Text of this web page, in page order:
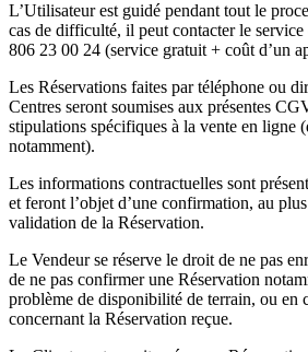
L’Utilisateur est guidé pendant tout le
cas de difficulté, il peut contacter le
806 23 00 24 (service gratuit + coût d’un
Les Réservations faites par téléphone ou
Centres seront soumises aux présentes
stipulations spécifiques à la vente en ligne
notamment).
Les informations contractuelles sont
et feront l’objet d’une confirmation, au
validation de la Réservation.
Le Vendeur se réserve le droit de ne pas
de ne pas confirmer une Réservation
problème de disponibilité de terrain, ou en
concernant la Réservation reçue.